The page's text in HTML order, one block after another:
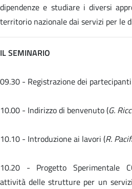
dipendenze e studiare i diversi
territorio nazionale dai servizi per le
IL SEMINARIO
09.30 - Registrazione dei partecipanti
10.00 - Indirizzo di benvenuto (G.
10.10 - Introduzione ai lavori (R.
10.20 - Progetto Sperimentale
attività delle strutture per un